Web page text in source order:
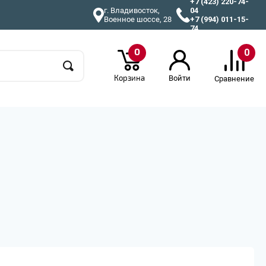
г. Владивосток,
Военное шоссе, 28
04
+7 (994) 011-15-
74
0
Корзина Войти
0
Сравнение